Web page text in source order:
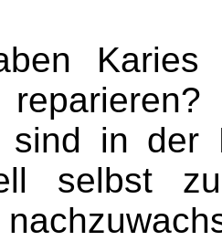
sind in der
selbst